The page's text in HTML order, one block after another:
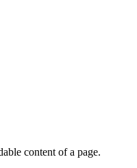
content of a page.